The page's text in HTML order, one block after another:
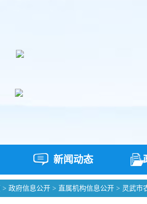
新闻动态
> 政府信息公开 > 直属机构信息公开 > 灵武市